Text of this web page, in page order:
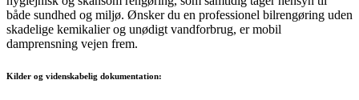
både sundhed og miljø. Ønsker du en professionel bilrengøring uden
skadelige kemikalier og unødigt vandforbrug, er mobil
damprensning vejen frem.
Kilder og videnskabelig dokumentation: